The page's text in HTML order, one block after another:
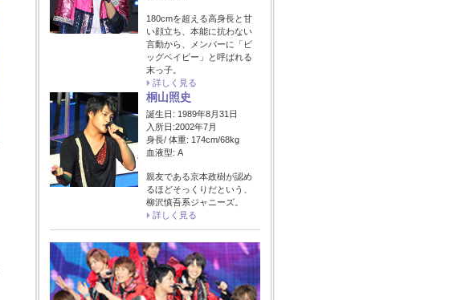
180cmを超える高身長と甘
い顔立ち、本能に抗わない
言動から、メンバーに「ビ
ッグベイビー」と呼ばれる
末っ子。
詳しく見る
桐山照史
誕生日: 1989年8月31日
入所日:2002年7月
身長/ 体重: 174cm/68kg
血液型: A
親友である京本政樹が認め
るほどそっくりだという、
柳沢慎吾系ジャニーズ。
詳しく見る